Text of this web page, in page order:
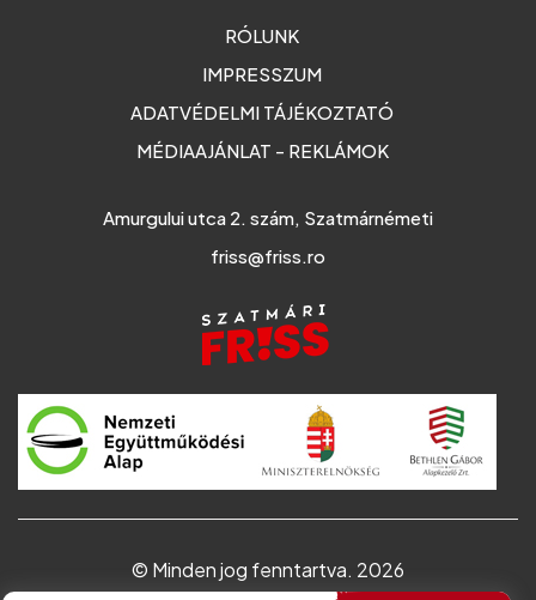
RÓLUNK
IMPRESSZUM
ADATVÉDELMI TÁJÉKOZTATÓ
MÉDIAAJÁNLAT - REKLÁMOK
Amurgului utca 2. szám, Szatmárnémeti
friss@friss.ro
© Minden jog fenntartva. 2026